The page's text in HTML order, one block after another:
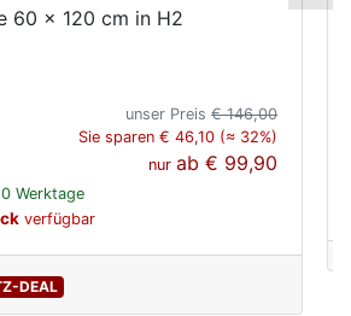
60 x 120 cm in H2
unser Preis€ 146,00
Sie sparen € 46,10 (≈ 32%)
nurab€ 99,90
Werktage
verfügbar
DEAL